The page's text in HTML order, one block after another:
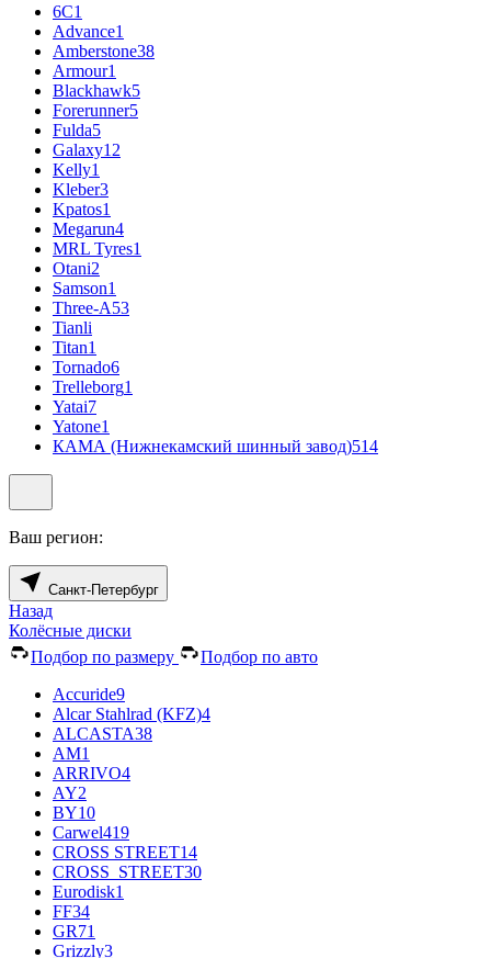
6С1
Advance1
Amberstone38
Armour1
Blackhawk5
Forerunner5
Fulda5
Galaxy12
Kelly1
Kleber3
Kpatos1
Megarun4
MRL Tyres1
Otani2
Samson1
Three-A53
Tianli
Titan1
Tornado6
Trelleborg1
Yatai7
Yatone1
КАМА (Нижнекамский шинный завод)514
Ваш регион:
Санкт-Петербург
Назад
Колёсные диски
Подбор по размеру
Подбор по авто
Accuride9
Alcar Stahlrad (KFZ)4
ALCASTA38
AM1
ARRIVO4
AY2
BY10
Carwel419
CROSS STREET14
CROSS_STREET30
Eurodisk1
FF34
GR71
Grizzly3